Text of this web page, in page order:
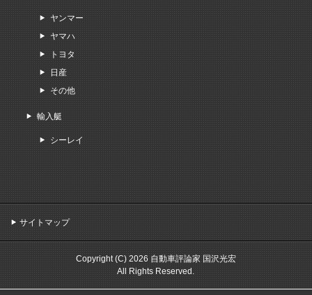
ヤンマー
ヤマハ
トヨタ
日産
その他
輸入艇
シーレイ
サイトマップ
Copyright (C) 2026 自動車評論家 国沢光宏
All Rights Reserved.